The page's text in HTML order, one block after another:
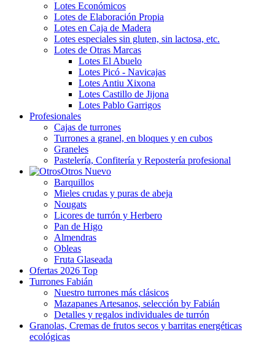
Lotes Económicos
Lotes de Elaboración Propia
Lotes en Caja de Madera
Lotes especiales sin gluten, sin lactosa, etc.
Lotes de Otras Marcas
Lotes El Abuelo
Lotes Picó - Navicajas
Lotes Antiu Xixona
Lotes Castillo de Jijona
Lotes Pablo Garrigos
Profesionales
Cajas de turrones
Turrones a granel, en bloques y en cubos
Graneles
Pastelería, Confitería y Repostería profesional
Otros Nuevo
Barquillos
Mieles crudas y puras de abeja
Nougats
Licores de turrón y Herbero
Pan de Higo
Almendras
Obleas
Fruta Glaseada
Ofertas 2026 Top
Turrones Fabián
Nuestro turrones más clásicos
Mazapanes Artesanos, selección by Fabián
Detalles y regalos individuales de turrón
Granolas, Cremas de frutos secos y barritas energéticas
ecológicas